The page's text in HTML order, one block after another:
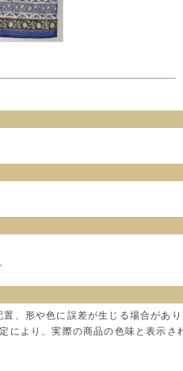
、形や色に誤差が生じる場合があ
より、実際の商品の色味と表示さ